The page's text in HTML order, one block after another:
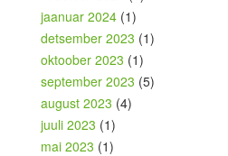
jaanuar 2024 (1)
detsember 2023 (1)
oktoober 2023 (1)
september 2023 (5)
august 2023 (4)
juuli 2023 (1)
mai 2023 (1)